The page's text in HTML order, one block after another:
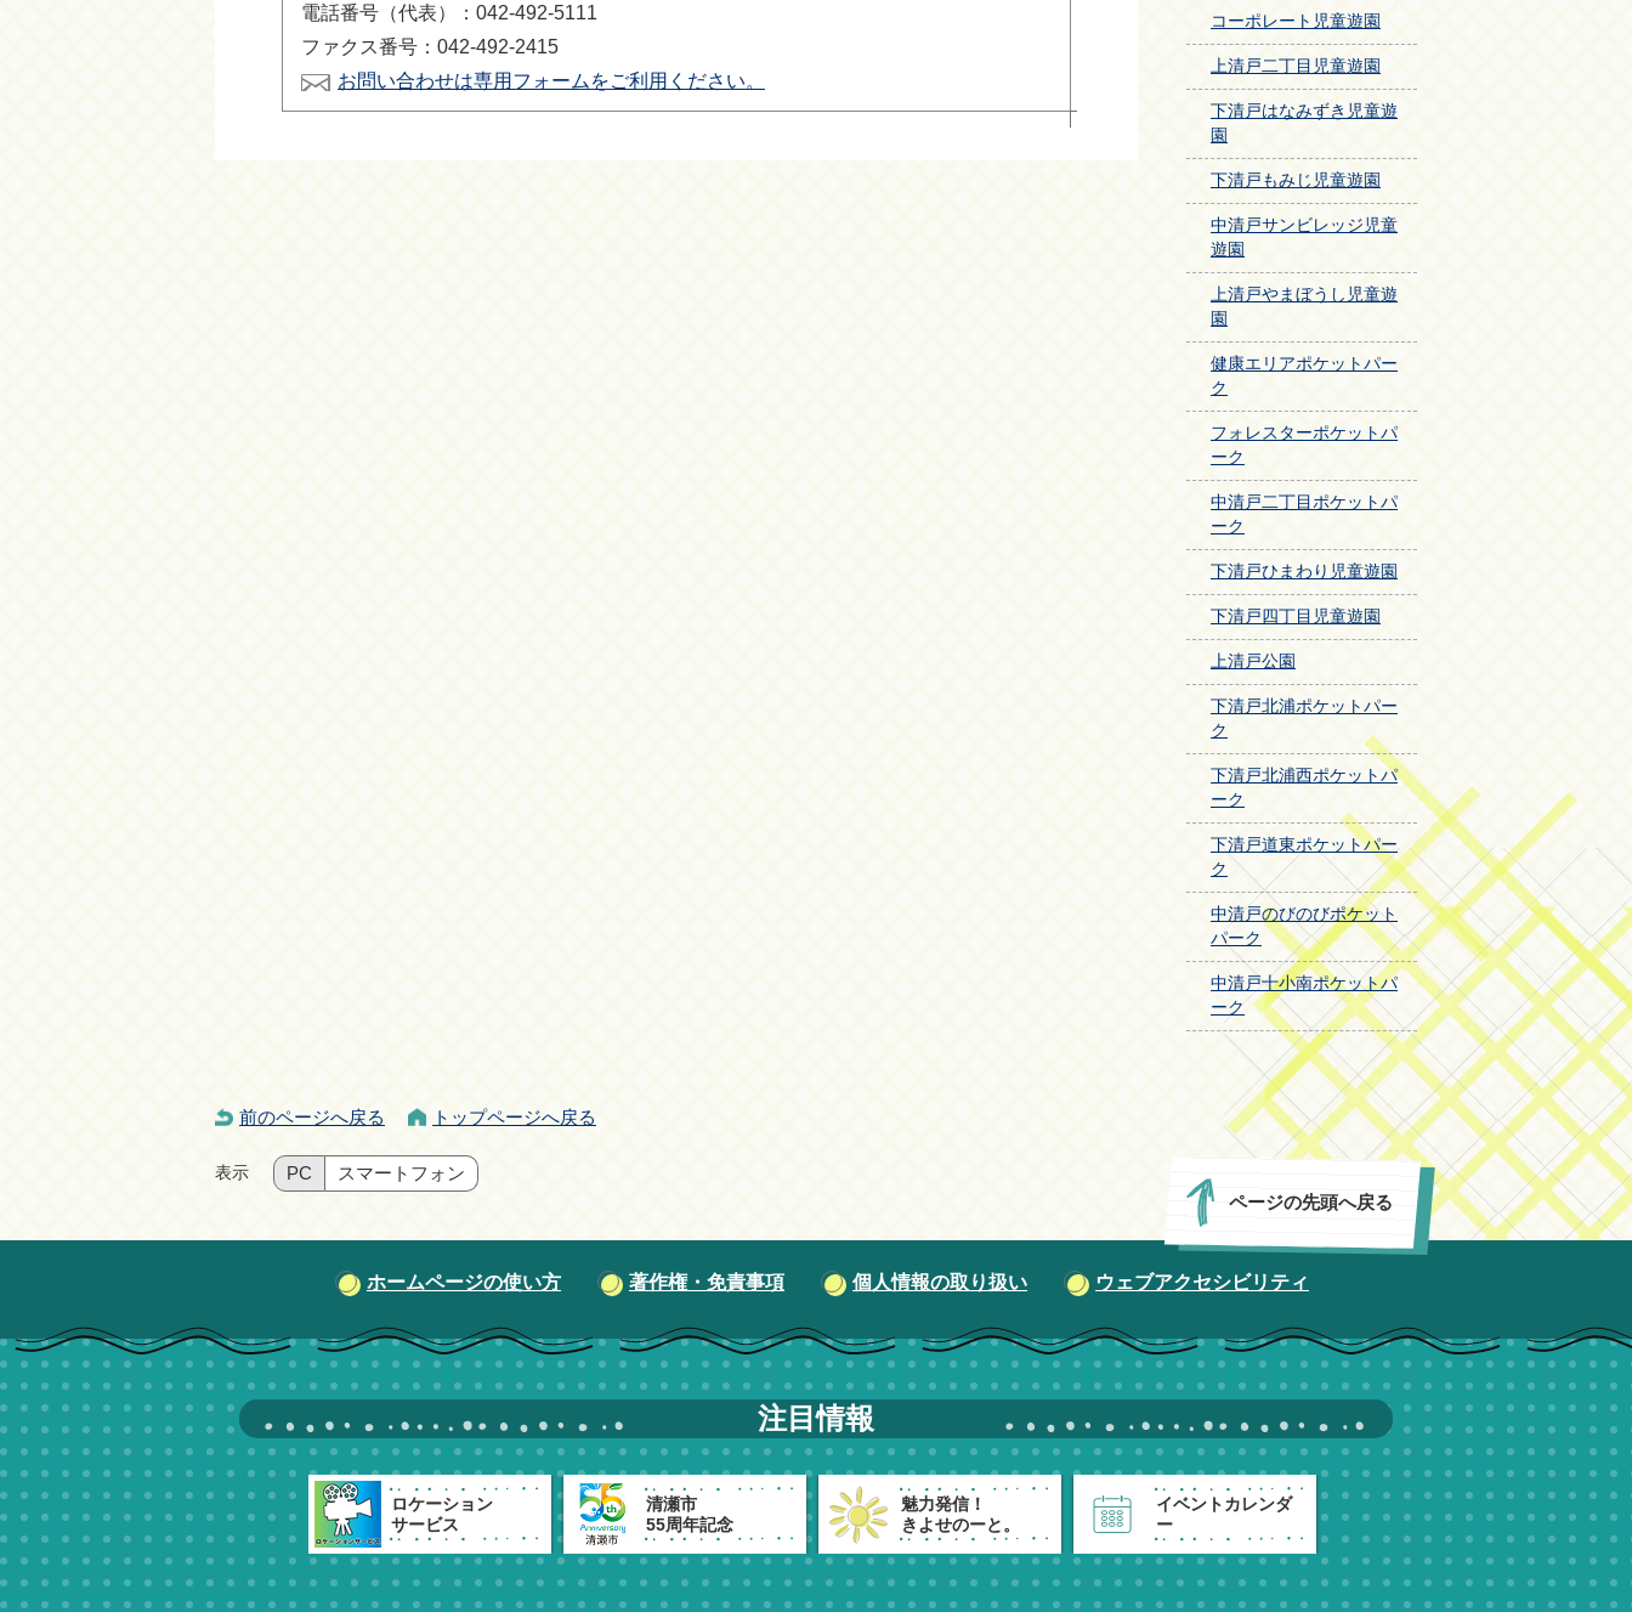
電話番号（代表）：042-492-5111
ファクス番号：042-492-2415
お問い合わせは専用フォームをご利用ください。
コーポレート児童遊園
上清戸二丁目児童遊園
下清戸はなみずき児童遊
園
下清戸もみじ児童遊園
中清戸サンビレッジ児童
遊園
上清戸やまぼうし児童遊
園
健康エリアポケットパー
ク
フォレスターポケットパ
ーク
中清戸二丁目ポケットパ
ーク
下清戸ひまわり児童遊園
下清戸四丁目児童遊園
上清戸公園
下清戸北浦ポケットパー
ク
下清戸北浦西ポケットパ
ーク
下清戸道東ポケットパー
ク
中清戸のびのびポケット
パーク
中清戸十小南ポケットパ
ーク
ページの先頭へ戻る
前のページへ戻る トップページへ戻る
表示 PC スマートフォン
ホームページの使い方 著作権・免責事項 個人情報の取り扱い ウェブアクセシビリティ
注目情報
ロケーション
サービス
清瀬市
55周年記念
魅力発信！
きよせのーと。
イベントカレンダ
ー